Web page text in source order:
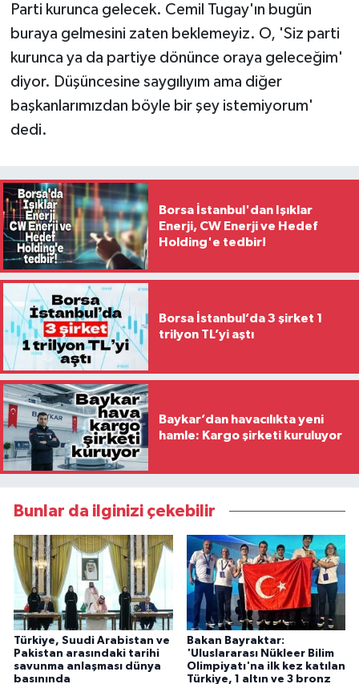
Parti kurunca gelecek. Cemil Tugay'ın bugün
buraya gelmesini zaten beklemeyiz. O, 'Siz parti
kurunca ya da partiye dönünce oraya geleceğim'
diyor. Düşüncesine saygılıyım ama diğer
başkanlarımızdan böyle bir şey istemiyorum'
dedi.
Borsa İstanbul'dan Işıklar
Enerji, CW Enerji ve Hedef
Holding'e tedbir!
Borsa İstanbul’da 3 şirket 1
trilyon TL’yi aştı
Baykar’dan havacılıkta yeni
hamle: Kargo şirketi kuruluyor
Bunlar da ilginizi çekebilir
Türkiye, Suudi Arabistan ve
Pakistan arasındaki tarihi
savunma anlaşması dünya
basınında
Bakan Bayraktar:
'Uluslararası Nükleer Bilim
Olimpiyatı'na ilk kez katılan
Türkiye, 1 altın ve 3 bronz